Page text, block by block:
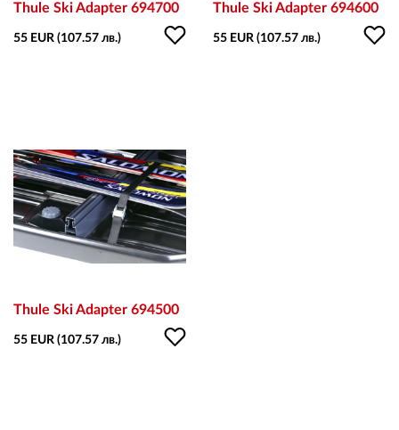
Thule Ski Adapter 694700
55 EUR (107.57 лв.)
Thule Ski Adapter 694600
55 EUR (107.57 лв.)
Thule Ski Adapter 694500
55 EUR (107.57 лв.)